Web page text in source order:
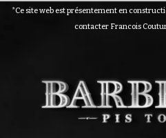
*Ce site web est présentement en
contacter Francois